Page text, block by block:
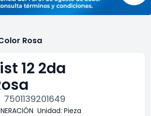
Rosa
12 2da
7501139201649
Unidad: Pieza